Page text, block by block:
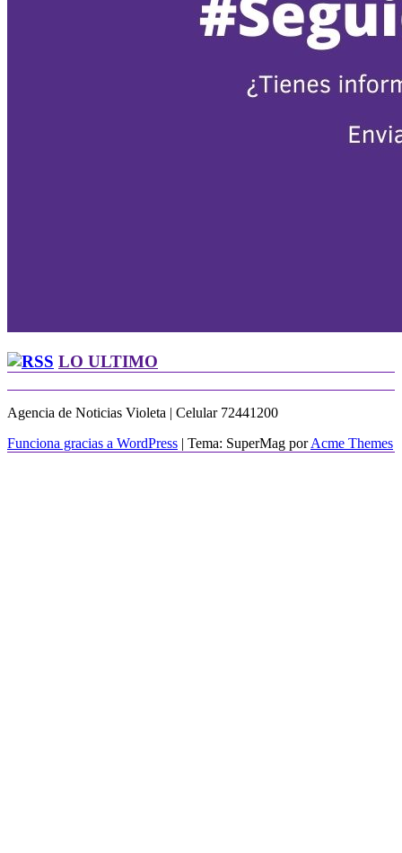
LO ULTIMO
Agencia de Noticias Violeta | Celular 72441200
Funciona gracias a WordPress | Tema: SuperMag porAcme Themes